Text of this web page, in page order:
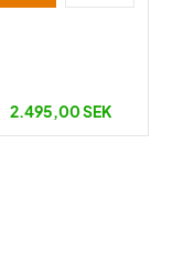
2.495,00 SEK